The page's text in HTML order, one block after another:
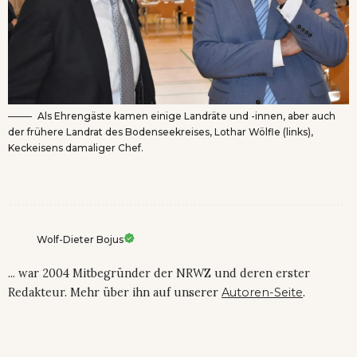
Als Ehrengäste kamen einige Landräte und -innen, aber auch
der frühere Landrat des Bodenseekreises, Lothar Wölfle (links),
Keckeisens damaliger Chef.
Wolf-Dieter Bojus
... war 2004 Mitbegründer der NRWZ und deren erster
Redakteur. Mehr über ihn auf unserer Autoren-Seite.